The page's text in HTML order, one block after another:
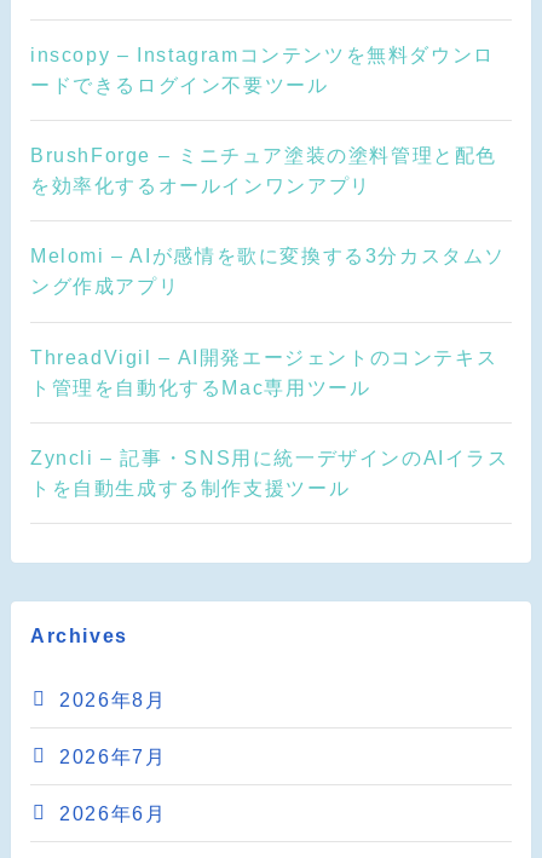
inscopy – Instagramコンテンツを無料ダウンロ
ードできるログイン不要ツール
BrushForge – ミニチュア塗装の塗料管理と配色
を効率化するオールインワンアプリ
Melomi – AIが感情を歌に変換する3分カスタムソ
ング作成アプリ
ThreadVigil – AI開発エージェントのコンテキス
ト管理を自動化するMac専用ツール
Zyncli – 記事・SNS用に統一デザインのAIイラス
トを自動生成する制作支援ツール
Archives
2026年8月
2026年7月
2026年6月